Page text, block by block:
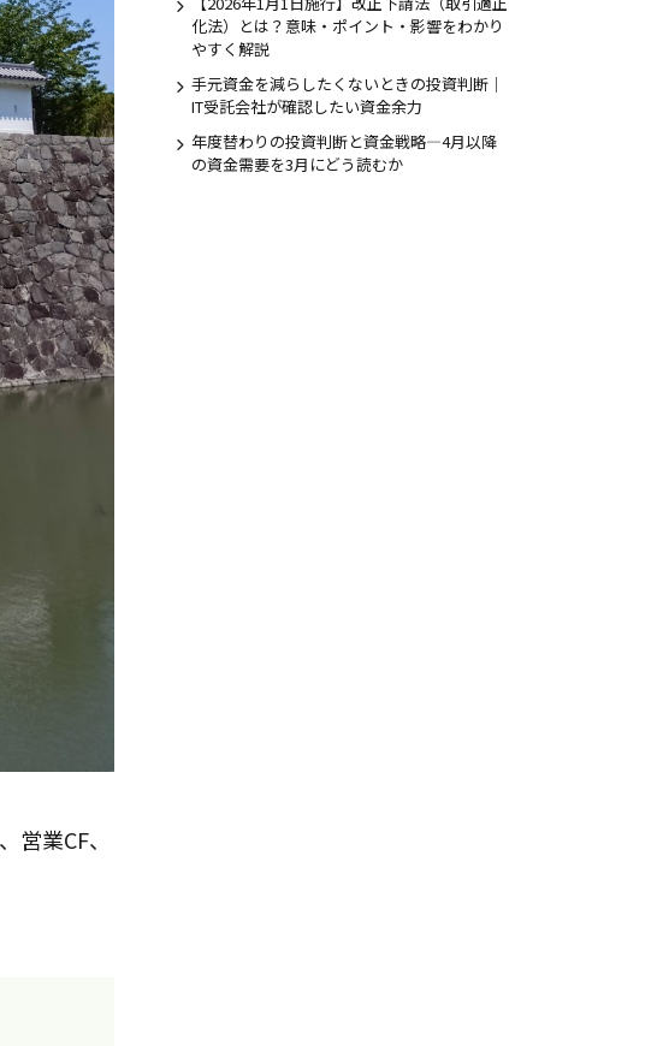
業CF、
化法）とは？意味・ポイント・影響をわかり
やすく解説
手元資金を減らしたくないときの投資判断｜
IT受託会社が確認したい資金余力
年度替わりの投資判断と資金戦略―4月以降
の資金需要を3月にどう読むか
24時間365日受付